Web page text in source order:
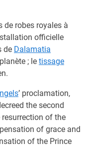
de robes royales à
officielle
de Dalamatia
; le tissage
’ proclamation,
the second
resurrection of the
of grace and
of the Prince